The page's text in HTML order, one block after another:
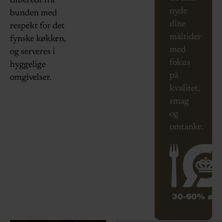
bunden med
respekt for det
fynske køkken,
og serveres i
hyggelige
omgivelser.
nyde
dine
måltider
med
fokus
på
kvalitet,
smag
og
omtanke.